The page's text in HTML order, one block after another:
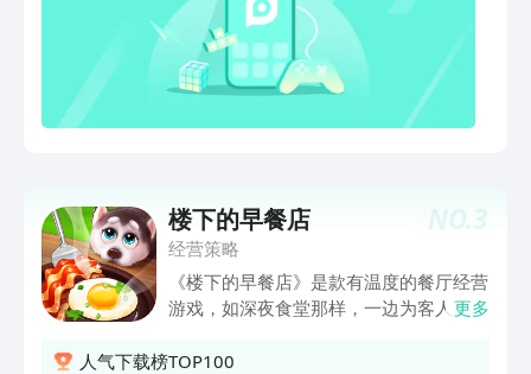
NO.3
楼下的早餐店
经营策略
《楼下的早餐店》是款有温度的餐厅经营
游戏，如深夜食堂那样，一边为客人烹饪
慢展开...... 我想此时的老板...... 他一定火
更多
人气下载榜TOP100